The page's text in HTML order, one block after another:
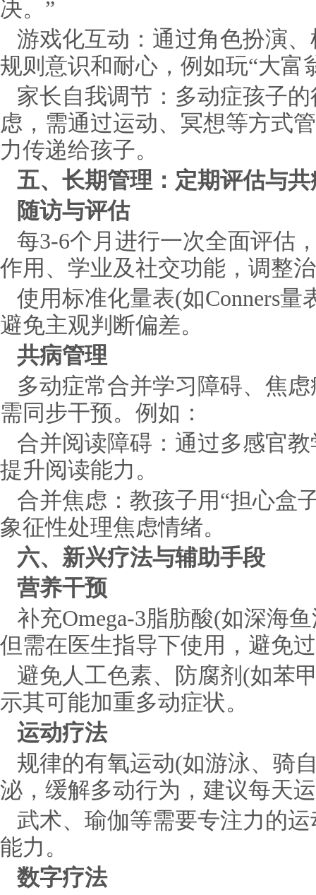
决。”
游戏化互动：通过角色扮演
规则意识和耐心，例如玩“大富
家长自我调节：多动症孩子
虑，需通过运动、冥想等方式
力传递给孩子。
五、长期管理：定期评估与
随访与评估
每3-6个月进行一次全面评估
作用、学业及社交功能，调整
使用标准化量表(如Conners
避免主观判断偏差。
共病管理
多动症常合并学习障碍、焦
需同步干预。例如：
合并阅读障碍：通过多感官
提升阅读能力。
合并焦虑：教孩子用“担心盒
象征性处理焦虑情绪。
六、新兴疗法与辅助手段
营养干预
补充Omega-3脂肪酸(如深海
但需在医生指导下使用，避免
避免人工色素、防腐剂(如苯
示其可能加重多动症状。
运动疗法
规律的有氧运动(如游泳、骑
泌，缓解多动行为，建议每天
武术、瑜伽等需要专注力的
能力。
数字疗法